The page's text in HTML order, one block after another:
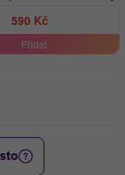
590 Kč
Přidat